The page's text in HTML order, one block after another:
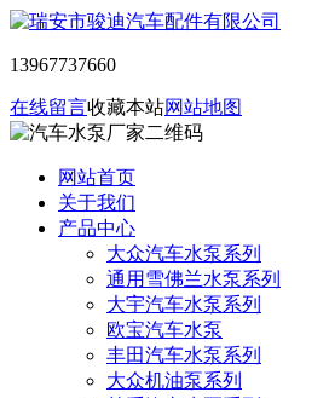
13967737660
在线留言收藏本站网站地图
网站首页
关于我们
产品中心
大众汽车水泵系列
通用雪佛兰水泵系列
大宇汽车水泵系列
欧宝汽车水泵
丰田汽车水泵系列
大众机油泵系列